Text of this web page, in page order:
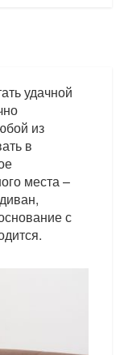
удачной
из
в
места –
с